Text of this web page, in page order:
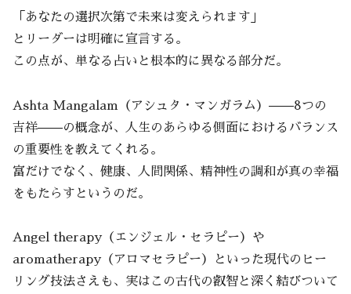
「あなたの選択次第で未来は変えられます」
とリーダーは明確に宣言する。
この点が、単なる占いと根本的に異なる部分だ。
Ashta Mangalam（アシュタ・マンガラム）——8つの
吉祥——の概念が、人生のあらゆる側面におけるバランス
の重要性を教えてくれる。
富だけでなく、健康、人間関係、精神性の調和が真の幸福
をもたらすというのだ。
Angel therapy（エンジェル・セラピー）や
aromatherapy（アロマセラピー）といった現代のヒー
リング技法さえも、実はこの古代の叡智と深く結びついて